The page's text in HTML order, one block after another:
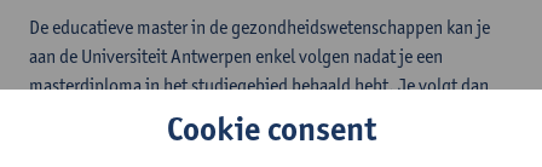
De educatieve master in de gezondheidswetenschappen kan je
aan de Universiteit Antwerpen enkel volgen nadat je een
masterdiploma in het studiegebied behaald hebt. Je volgt dan
een verkorte educatieve master van
60 studiepunten
Cookie consent